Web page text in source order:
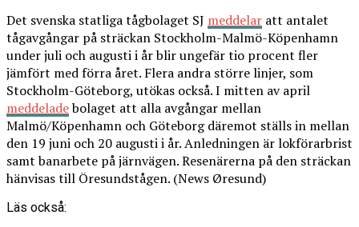
Det svenska statliga tågbolaget SJ meddelar att antalet
tågavgångar på sträckan Stockholm-Malmö-Köpenhamn
under juli och augusti i år blir ungefär tio procent fler
jämfört med förra året. Flera andra större linjer, som
Stockholm-Göteborg, utökas också. I mitten av april
meddeladebolaget att alla avgångar mellan
Malmö/Köpenhamn och Göteborg däremot ställs in mellan
den 19 juni och 20 augusti i år. Anledningen är lokförarbrist
samt banarbete på järnvägen. Resenärerna på den sträckan
hänvisas till Öresundstågen. (News Øresund)
Läs också: